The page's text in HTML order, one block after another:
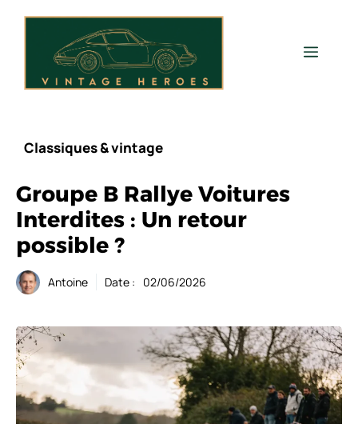
Menu
Classiques & vintage
Groupe B Rallye Voitures
Interdites : Un retour
possible ?
Antoine Date : 02/06/2026